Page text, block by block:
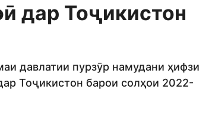
дар Тоҷикистон
давлатии пурзӯр намудани ҳифзи
Тоҷикистон барои солҳои 2022-